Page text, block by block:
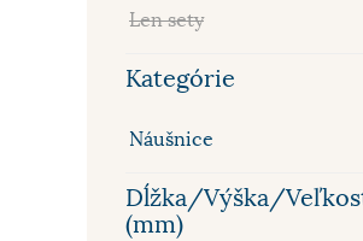
Len sety
Kategórie
Náušnice
Dĺžka/Výška/
(mm)